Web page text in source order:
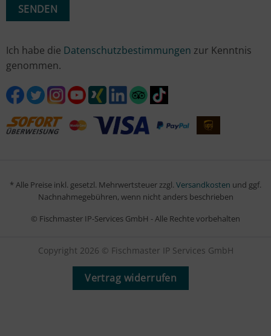
Ich habe die Datenschutzbestimmungen zur Kenntnis
genommen.
* Alle Preise inkl. gesetzl. Mehrwertsteuer zzgl. Versandkosten und ggf.
Nachnahmegebühren, wenn nicht anders beschrieben
© Fischmaster IP-Services GmbH - Alle Rechte vorbehalten
Copyright 2026 © Fischmaster IP Services GmbH
Vertrag widerrufen